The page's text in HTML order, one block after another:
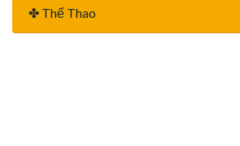
✤ Thể Thao